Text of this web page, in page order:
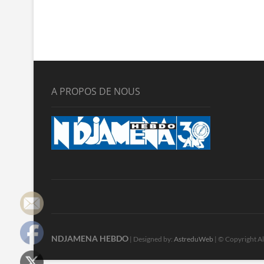
A PROPOS DE NOUS
NDJAMENA HEBDO | Designed by: AstreduWeb | © Copyright